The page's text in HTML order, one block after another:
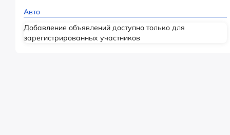
Авто
Добавление объявлений доступно только для
зарегистрированных участников